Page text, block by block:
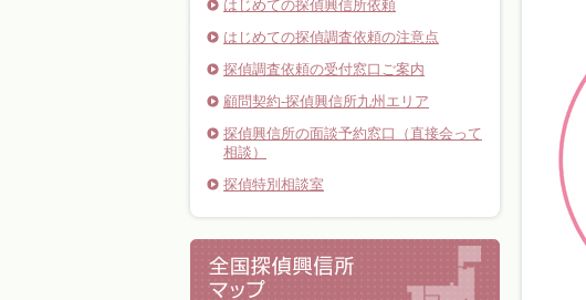
はじめての探偵興信所依頼
はじめての探偵調査依頼の注意点
探偵調査依頼の受付窓口ご案内
顧問契約-探偵興信所九州エリア
探偵興信所の面談予約窓口（直接会って
相談）
探偵特別相談室